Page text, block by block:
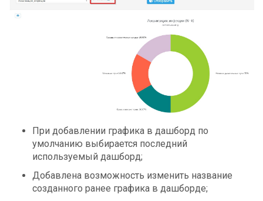
При добавлении графика в дашборд по
умолчанию выбирается последний
используемый дашборд;
Добавлена возможность изменить название
созданного ранее графика в дашборде;